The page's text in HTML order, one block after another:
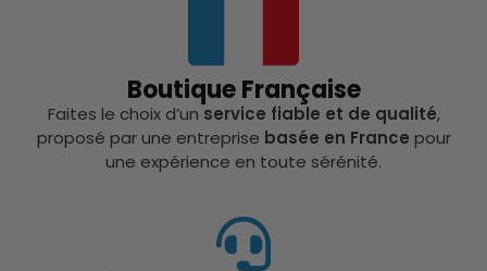
Boutique Française
Faites le choix d’un service fiable et de qualité,
proposé par une entreprise basée en France pour
une expérience en toute sérénité.